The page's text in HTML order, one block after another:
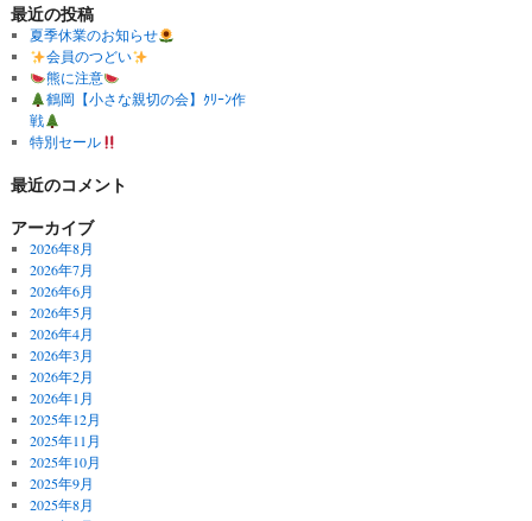
最近の投稿
夏季休業のお知らせ
会員のつどい
熊に注意
鶴岡【小さな親切の会】ｸﾘｰﾝ作
戦
特別セール
最近のコメント
アーカイブ
2026年8月
2026年7月
2026年6月
2026年5月
2026年4月
2026年3月
2026年2月
2026年1月
2025年12月
2025年11月
2025年10月
2025年9月
2025年8月